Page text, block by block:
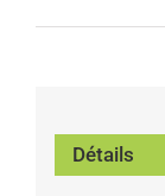
Détails